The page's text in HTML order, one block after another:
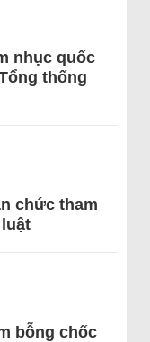
nhục quốc
thống
chức tham
bỗng chốc